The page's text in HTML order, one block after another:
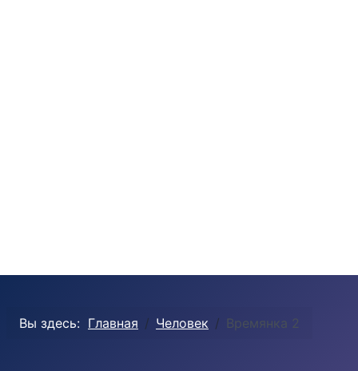
Вы здесь: Главная Человек Времянка 2